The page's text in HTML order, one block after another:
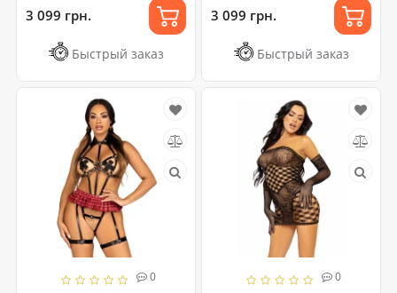
3 099 грн.
Быстрый заказ
3 099 грн.
Быстрый заказ
0 0